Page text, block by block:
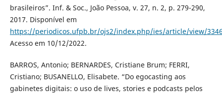
brasileiros”. Inf. & Soc., João Pessoa, v. 27, n. 2, p. 279-290,
2017. Disponível em
https://periodicos.ufpb.br/ojs2/index.php/ies/article/view/
Acesso em 10/12/2022.
BARROS, Antonio; BERNARDES, Cristiane Brum; FERRI,
Cristiano; BUSANELLO, Elisabete. “Do egocasting aos
gabinetes digitais: o uso de lives, stories e podcasts pelos